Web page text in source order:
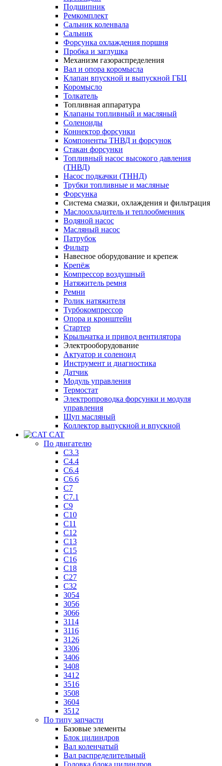
Подшипник
Ремкомплект
Сальник коленвала
Сальник
Форсунка охлаждения поршня
Пробка и заглушка
Механизм газораспределения
Вал и опора коромысла
Клапан впускной и выпускной ГБЦ
Коромысло
Толкатель
Топливная аппаратура
Клапаны топливный и масляный
Соленоиды
Коннектор форсунки
Компоненты ТНВД и форсунок
Стакан форсунки
Топливный насос высокого давления
(ТНВД)
Насос подкачки (ТННД)
Трубки топливные и масляные
Форсунка
Система смазки, охлаждения и фильтрация
Маслоохладитель и теплообменник
Водяной насос
Масляный насос
Патрубок
Фильтр
Навесное оборудование и крепеж
Крепёж
Компрессор воздушный
Натяжитель ремня
Ремни
Ролик натяжителя
Турбокомпрессор
Опора и кронштейн
Стартер
Крыльчатка и привод вентилятора
Электрооборудование
Актуатор и соленоид
Инструмент и диагностика
Датчик
Модуль управления
Термостат
Электропроводка форсунки и модуля
управления
Щуп масляный
Коллектор выпускной и впускной
CAT
По двигателю
C3.3
C4.4
C6.4
C6.6
C7
C7.1
C9
C10
C11
C12
C13
C15
C16
C18
C27
C32
3054
3056
3066
3114
3116
3126
3306
3406
3408
3412
3516
3508
3604
3512
По типу запчасти
Базовые элементы
Блок цилиндров
Вал коленчатый
Вал распределительный
Головка блока цилиндров